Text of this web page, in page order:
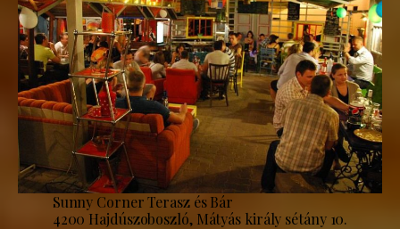
Sunny Corner Terasz és Bár
4200 Hajdúszoboszló, Mátyás király sétány 10.